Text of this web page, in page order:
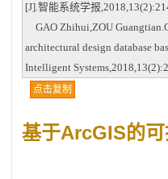
[J].智能系统学报
GAO Zhihui,ZOU
architectural design database
Intelligent
点击复制
基于ArcGIS的